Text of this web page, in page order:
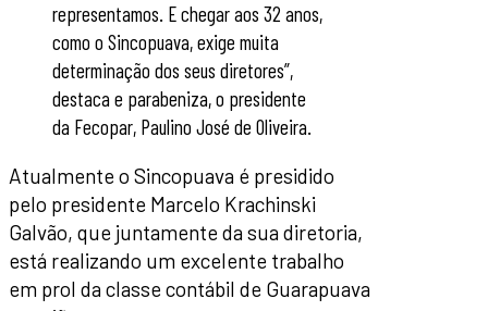
representamos. E chegar aos 32 anos,
como o Sincopuava, exige muita
determinação dos seus diretores”,
destaca e parabeniza, o presidente
da Fecopar, Paulino José de Oliveira.
Atualmente o Sincopuava é presidido
pelo presidente Marcelo Krachinski
Galvão, que juntamente da sua diretoria,
está realizando um excelente trabalho
em prol da classe contábil de Guarapuava